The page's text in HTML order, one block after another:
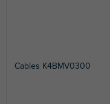
Cables K4BMV0300